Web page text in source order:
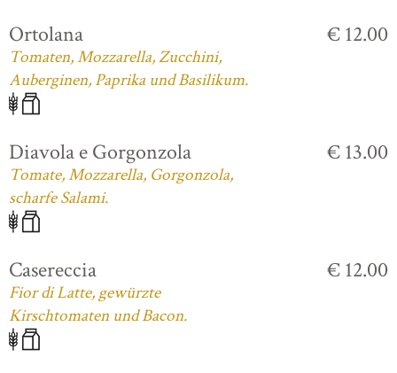
Ortolana
Tomaten, Mozzarella, Zucchini,
Auberginen, Paprika und Basilikum.
€ 12.00
Diavola e Gorgonzola
Tomate, Mozzarella, Gorgonzola,
scharfe Salami.
€ 13.00
Casereccia
Fior di Latte, gewürzte
Kirschtomaten und Bacon.
€ 12.00